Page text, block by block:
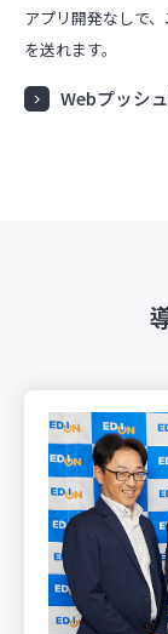
アプリ開発なしで
を送れます。
Webプッシ